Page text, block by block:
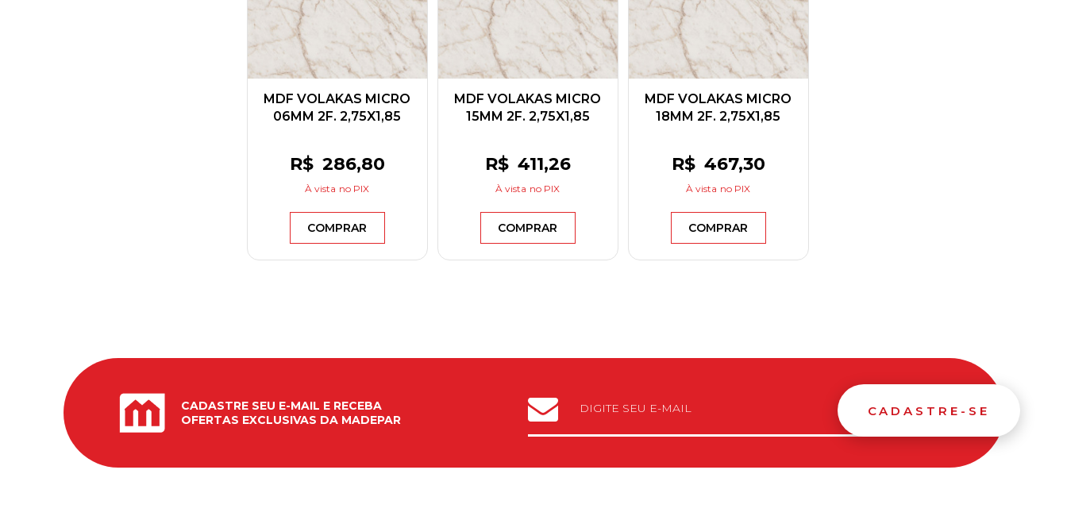
MDF VOLAKAS MICRO
06MM 2F. 2,75X1,85
R$ 286,80
À vista no PIX
COMPRAR
MDF VOLAKAS MICRO
15MM 2F. 2,75X1,85
R$ 411,26
À vista no PIX
COMPRAR
MDF VOLAKAS MICRO
18MM 2F. 2,75X1,85
R$ 467,30
À vista no PIX
COMPRAR
CADASTRE SEU E-MAIL E RECEBA
OFERTAS EXCLUSIVAS DA MADEPAR
CADASTRE-SE